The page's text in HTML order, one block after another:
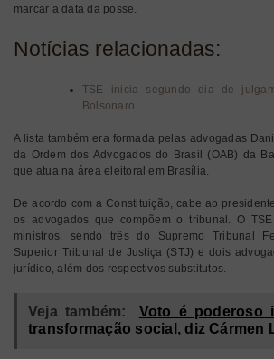
marcar a data da posse.
Notícias relacionadas:
TSE inicia segundo dia de
Bolsonaro.
A lista também era formada pelas advogadas
da Ordem dos Advogados do Brasil (OAB) da
que atua na área eleitoral em Brasília.
De acordo com a Constituição, cabe ao
os advogados que compõem o tribunal. O
ministros, sendo três do Supremo Tribunal
Superior Tribunal de Justiça (STJ) e dois
jurídico, além dos respectivos substitutos.
Veja também:
Voto é poderoso
transformação social, diz Cármen